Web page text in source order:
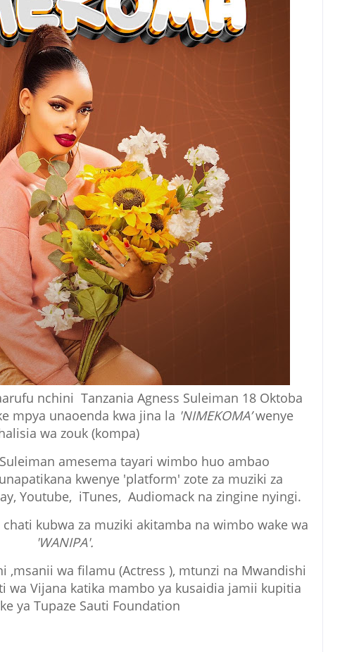
nchini Tanzania Agness Suleiman 18 Oktoba
mpya unaoenda kwa jina la 'NIMEKOMA’wenye
wa zouk (kompa)
amesema tayari wimbo huo ambao
kwenye 'platform' zote za muziki za
Youtube, iTunes, Audiomack na zingine nyingi.
kubwa za muziki akitamba na wimbo wake wa
'WANIPA'.
,msanii wa filamu (Actress ), mtunzi na Mwandishi
wa Vijana katika mambo ya kusaidia jamii kupitia
ya Tupaze Sauti Foundation